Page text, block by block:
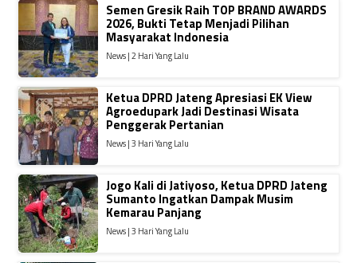
Semen Gresik Raih TOP BRAND AWARDS
2026, Bukti Tetap Menjadi Pilihan
Masyarakat Indonesia
News | 2 Hari Yang Lalu
Ketua DPRD Jateng Apresiasi EK View
Agroedupark Jadi Destinasi Wisata
Penggerak Pertanian
News | 3 Hari Yang Lalu
Jogo Kali di Jatiyoso, Ketua DPRD Jateng
Sumanto Ingatkan Dampak Musim
Kemarau Panjang
News | 3 Hari Yang Lalu